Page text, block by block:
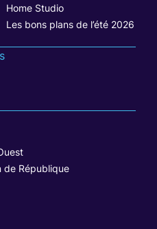
Home Studio
Les bons plans de l’été 2026
de République